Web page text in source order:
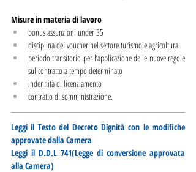
Misure in materia di lavoro
bonus assunzioni under 35
disciplina dei voucher nel settore turismo e agricoltura
periodo transitorio per l’applicazione delle nuove regole
sul contratto a tempo determinato
indennità di licenziamento
contratto di somministrazione.
Leggi il Testo del Decreto Dignità con le modifiche
approvate dalla Camera
Leggi il D.D.L 741(Legge di conversione approvata
alla Camera)